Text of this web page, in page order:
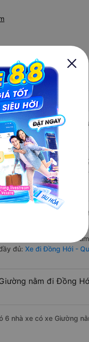
Hới - Quảng Bình
Đồng Hới - Quảng Bình
Thu, Việt Tân. Xem
Hới - Quảng Bình
- Quảng Bình từ Kon
đủ: Xe đi Đồng Hới -
nằm đi Đồng
6 nhà xe có xe Giường